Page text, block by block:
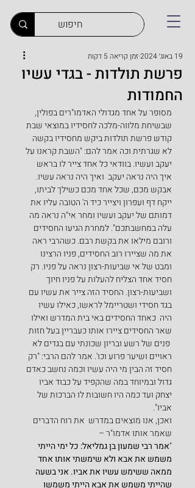
פרשת תולדות - בגדי עשיו
החמודות
19 באוג׳ 2024 זמן קריאה 5 דקות
מסופר על אחד מגדולי האדמו"רים בפולין,
שבשיחת מלווה-מלכה לחסידיו במוצאי שבת
קודש פרשת תולדות ביקש מחסידיו בקשה
לא שגרתית וכה אמר להם: "השבת קראנו על
יעקב ועשיו. בוודאי כל אחד צייר לו בראש
איך היה נראה יעקב  ואיך היה נראה עשיו.
אבקש מכם, שכל אחד מכם כשילך לביתו,
ייקח דף ועפרון ויצייר כיד ה' הטובה עליו את
דמותם של יעקב ועשיו ומחר אי"ה נראה מה
עלה במחשבתכם". למחרת הגיעו החסידים
ורובם מילאו את בקשת רבם. כשהרבי ראה
את מה שציירו רוב החסידים, פניו הרצינו
ומבט של אי שביעות-רצון נראה על פניו. רק
חסיד אחד הצליח להעלות על פניו חיוך
ושביעות-רצון. החסיד הזה צייר את עשיו עם
בגד חסידי ושטריימל לראשו, כאילו עשיו
היה  כאחד החסידים באי בית המדרש ואילו
שאר החסידים ציירו אותו כעבריין בעל חזות
פנים של רשע ובריון שכונתי עם בגדים לא
ראויים ושיער פרוע וכו'. אמר להם הרבי: "רק
חסיד זה הבין מי היה עשיו וכמה נחשב כאדם
גדול ובמיוחד במה שהקפיד על כבוד אביו
יצחק ועד כמה היו חשובות לו הברכות של
אביו".
ואכן, אנו מוצאים במדרש  את רוח הדברים
שאמר אותו אדמו"ר –
"אמר רבי שמעון בן גמליאל: כל ימי הייתי
משמש את אבא ולא שימשתי אותו אחד
ממאה ששימש עשיו את אביו. אני בשעה
שהייתי משמש את אבא הייתי משמשו